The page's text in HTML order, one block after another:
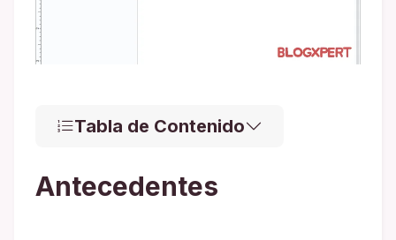
Tabla de Contenido
Antecedentes